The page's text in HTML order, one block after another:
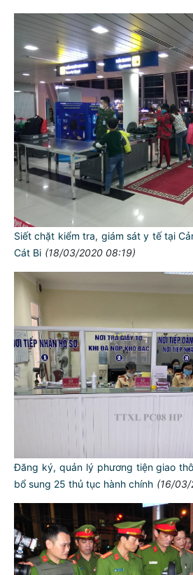
Siết chặt kiểm tra, giám sát y tế tại
Cát Bi (18/03/2020 08:19)
Đăng ký, quản lý phương tiện giao
bổ sung 25 thủ tục hành chính (16/03/